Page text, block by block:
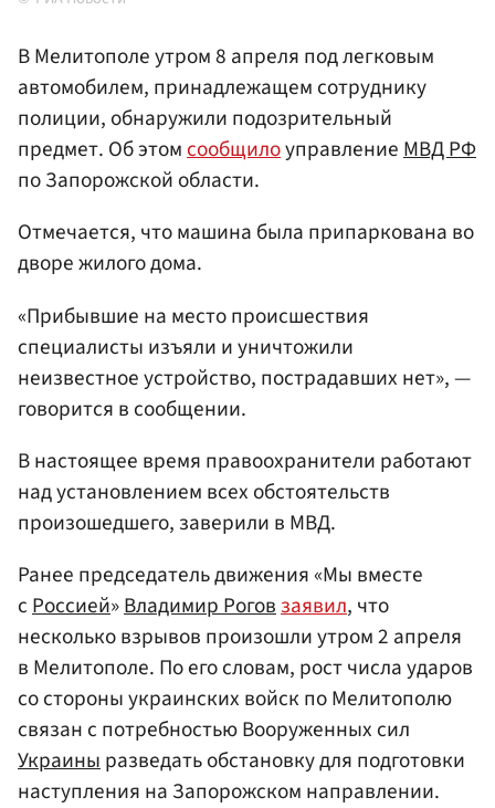
В Мелитополе утром 8 апреля под легковым
автомобилем, принадлежащем сотруднику
полиции, обнаружили подозрительный
предмет. Об этомсообщилоуправлениеМВД РФ
по Запорожской области.
Отмечается, что машина была припаркована во
дворе жилого дома.
«Прибывшие на место происшествия
специалисты изъяли и уничтожили
неизвестное устройство, пострадавших нет», —
говорится в сообщении.
В настоящее время правоохранители работают
над установлением всех обстоятельств
произошедшего, заверили в МВД.
Ранее председатель движения «Мы вместе
сРоссией»Владимир Роговзаявил, что
несколько взрывов произошли утром 2 апреля
в Мелитополе. По его словам, рост числа ударов
со стороны украинских войск по Мелитополю
связан с потребностью Вооруженных сил
Украиныразведать обстановку для подготовки
наступления на Запорожском направлении.